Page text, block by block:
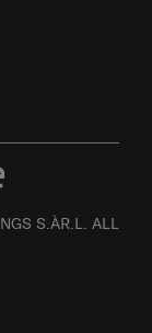
S.ÀR.L. ALL